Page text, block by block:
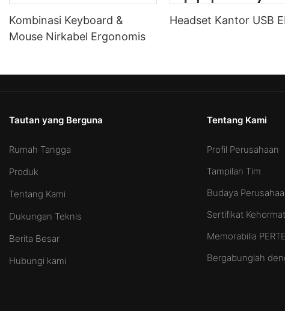
Kombinasi Keyboard &
Mouse Nirkabel Ergonomis
Headset Kantor USB
Tautan yang Berguna
Rumah Tangga
Produk
Tentang Kami
Dukungan Teknis
Berita Besar
Hubungi kami
Tentang Kami
Profil Perusahaan
Tampilan Tim
Budaya
Sertifikat
Memorabilia
Bergabunglah